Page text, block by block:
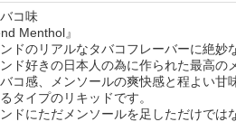
コ味
Menthol』
ドのリアルなタバコフレーバーに絶妙
ド好きの日本人の為に作られた最高の
コ感、メンソールの爽快感と程よい
タイプのリキッドです。
ドにただメンソールを足しただけで